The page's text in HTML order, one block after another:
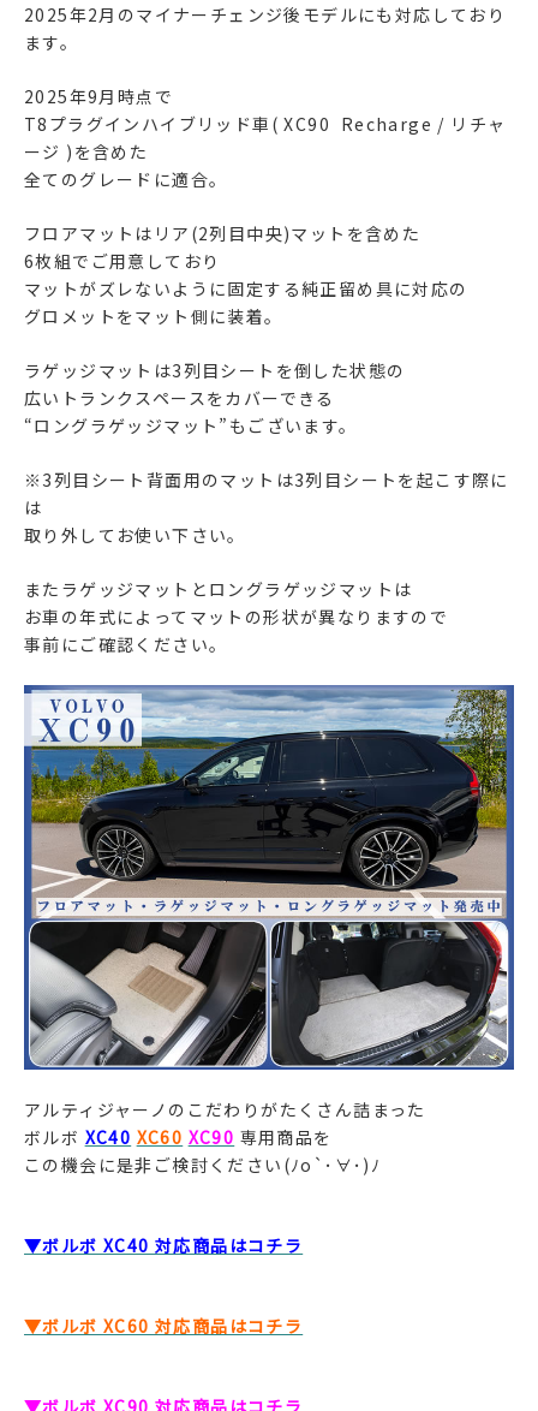
2025年2月のマイナーチェンジ後モデルにも対応しており
ます。
2025年9月時点で
T8プラグインハイブリッド車( XC90 Recharge / リチャ
ージ )を含めた
全てのグレードに適合。
フロアマットはリア(2列目中央)マットを含めた
6枚組でご用意しており
マットがズレないように固定する純正留め具に対応の
グロメットをマット側に装着。
ラゲッジマットは3列目シートを倒した状態の
広いトランクスペースをカバーできる
“ロングラゲッジマット”もございます。
※3列目シート背面用のマットは3列目シートを起こす際に
は
取り外してお使い下さい。
またラゲッジマットとロングラゲッジマットは
お車の年式によってマットの形状が異なりますので
事前にご確認ください。
アルティジャーノのこだわりがたくさん詰まった
ボルボ XC40 XC60 XC90 専用商品を
この機会に是非ご検討ください(ﾉo`･∀･)ﾉ
▼ボルボ XC40 対応商品はコチラ
▼ボルボ XC60 対応商品はコチラ